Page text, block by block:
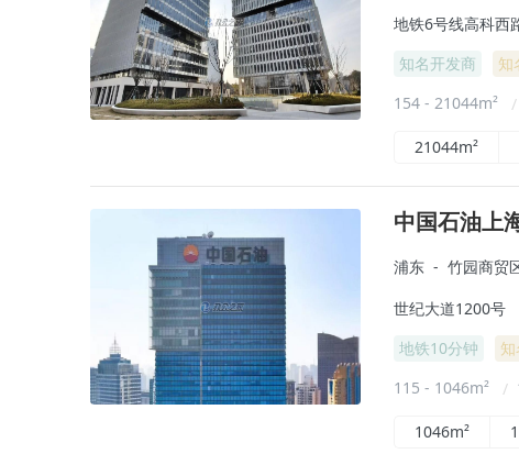
地铁6号线高科西
知名开发商
知
154 - 21044m²
/
21044m²
中国石油上
浦东 - 竹园商贸
世纪大道1200号
地铁10分钟
115 - 1046m²
/
1046m²